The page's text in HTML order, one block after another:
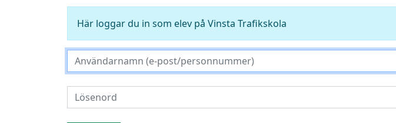
Här loggar du in som elev på Vinsta Trafikskola